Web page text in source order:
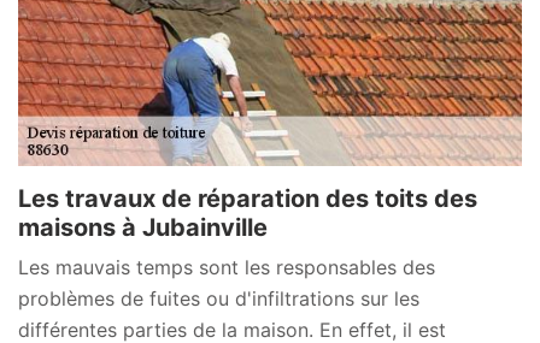
Les travaux de réparation des toits des
maisons à Jubainville
Les mauvais temps sont les responsables des
problèmes de fuites ou d'infiltrations sur les
différentes parties de la maison. En effet, il est